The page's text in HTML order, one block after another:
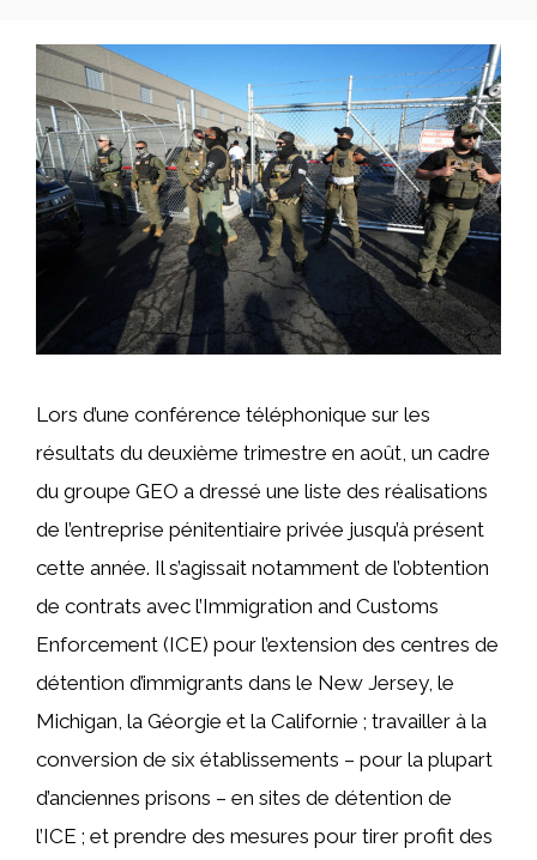
Lors d’une conférence téléphonique sur les
résultats du deuxième trimestre en août, un cadre
du groupe GEO a dressé une liste des réalisations
de l’entreprise pénitentiaire privée jusqu’à présent
cette année. Il s’agissait notamment de l’obtention
de contrats avec l’Immigration and Customs
Enforcement (ICE) pour l’extension des centres de
détention d’immigrants dans le New Jersey, le
Michigan, la Géorgie et la Californie ; travailler à la
conversion de six établissements – pour la plupart
d’anciennes prisons – en sites de détention de
l’ICE ; et prendre des mesures pour tirer profit des